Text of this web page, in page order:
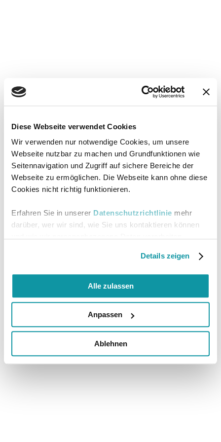
Diese Webseite verwendet Cookies
Wir verwenden nur notwendige Cookies, um unsere
Webseite nutzbar zu machen und Grundfunktionen wie
Seitennavigation und Zugriff auf sichere Bereiche der
Webseite zu ermöglichen. Die Webseite kann ohne diese
Cookies nicht richtig funktionieren.
Erfahren Sie in unserer Datenschutzrichtlinie mehr
darüber, wer wir sind, wie Sie uns kontaktieren können
Details zeigen
Alle zulassen
Anpassen
Ablehnen